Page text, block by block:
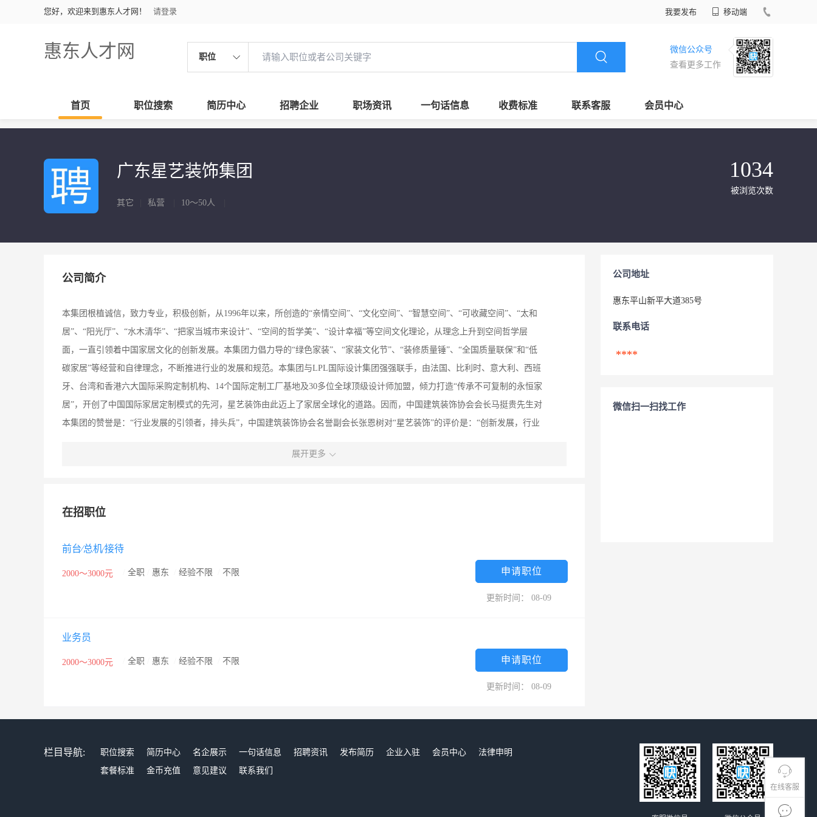
您好，欢迎来到惠东人才网！ 请登录 我要发布 移动端
惠东人才网 职位
微信公众号
查看更多工作
首页 职位搜索 简历中心 招聘企业 职场资讯 一句话信息 收费标准 联系客服 会员中心
在线客服
广东星艺装饰集团
其它 私营 10～50人
1034
被浏览次数
公司简介
本集团根植诚信，致力专业，积极创新，从1996年以来，所创造的“亲情空间”、“文化空间”、“智慧空间”、“可收藏空间”、“太和
居”、“阳光厅”、“水木清华”、“把家当城市来设计”、“空间的哲学美”、“设计幸福”等空间文化理论，从理念上升到空间哲学层
面，一直引领着中国家居文化的创新发展。本集团力倡力导的“绿色家装”、“家装文化节”、“装修质量锤”、“全国质量联保”和“低
碳家居”等经营和自律理念，不断推进行业的发展和规范。本集团与LPL国际设计集团强强联手，由法国、比利时、意大利、西班
牙、台湾和香港六大国际采购定制机构、14个国际定制工厂基地及30多位全球顶级设计师加盟，倾力打造“传承不可复制的永恒家
居”，开创了中国国际家居定制模式的先河，星艺装饰由此迈上了家居全球化的道路。因而，中国建筑装饰协会会长马挺贵先生对
本集团的赞誉是：“行业发展的引领者，排头兵”，中国建筑装饰协会名誉副会长张恩树对“星艺装饰”的评价是：“创新发展，行业
国住宅装饰装修优先企业”、“全国住宅装饰装修行业知名品牌企业”、“AAAA级诚信达标企业”、“全国住宅装饰装修行业百强企
和设计联展中获得金奖和一等奖等多项殊荣。
展开更多
在招职位
前台∕总机∕接待
2000～3000元 全职 惠东 经验不限 不限 申请职位
更新时间： 08-09
业务员
2000～3000元 全职 惠东 经验不限 不限 申请职位
更新时间： 08-09
公司地址
惠东平山新平大道385号
联系电话
****
微信扫一扫找工作
栏目导航: 职位搜索 简历中心 名企展示 一句话信息 招聘资讯 发布简历 企业入驻 会员中心
法律申明
套餐标准
金币充值 意见建议 联系我们